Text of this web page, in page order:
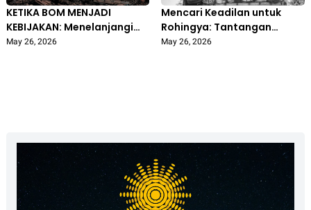
KETIKA BOM MENJADI
KEBIJAKAN: Menelanjangi
Kejahatan Perang Ukraina–
May 26, 2026
Mencari Keadilan untuk
Rohingya: Tantangan
Penegakan Hukum
May 26, 2026